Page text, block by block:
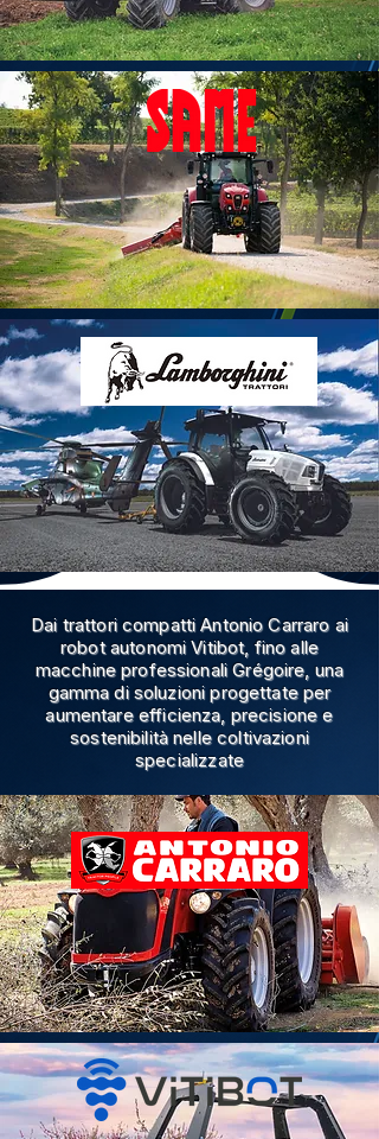
Dai trattori compatti Antonio Carraro ai
robot autonomi Vitibot, fino alle
macchine professionali Grégoire, una
gamma di soluzioni progettate per
aumentare efficienza, precisione e
sostenibilità nelle coltivazioni
specializzate